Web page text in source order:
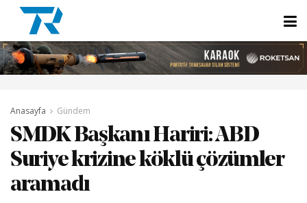
Anasayfa Gündem
SMDK Başkanı Hariri: ABD
Suriye krizine köklü çözümler
aramadı